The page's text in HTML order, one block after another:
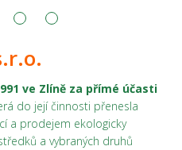
ve Zlíně za přímé účasti
do její činnosti přenesla
a prodejem ekologicky
a vybraných druhů